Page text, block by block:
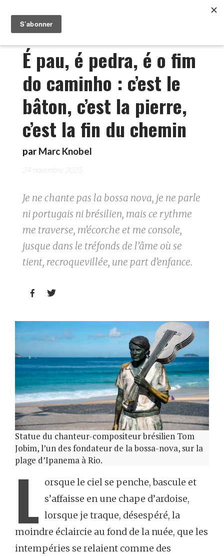
É pau, é pedra, é o fim
do caminho : c’est le
bâton, c’est la pierre,
c’est la fin du chemin
par Marc Knobel
24 novembre 2025
Je ne chante pas la bossa nova, je ne parle
ni portugais ni brésilien, mais ce rythme
me traverse, m’écorche et me console,
jusque dans le tréfonds de l’âme où se
tient, recroquevillée, une part d’enfance.
 
Statue du chanteur-compositeur brésilien Tom
Jobim, l’un des fondateur de la bossa-nova, sur la
plage d’Ipanema à Rio.
L orsque le ciel se penche, bascule et
s’affaisse en une chape d’ardoise,
lorsque je traque, désespéré, la
moindre éclaircie au fond de la nuée, que les
intempéries se relaient comme des